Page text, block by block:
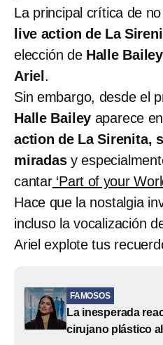
La principal crítica de
live action de La
elección de Halle Bailey
Ariel .
Sin embargo, desde el
Halle Bailey aparece
action de La Sirenita,
miradas y
cantar‘Part of your
Hace que la nostalgia
incluso la vocalización
Ariel explote tus
FAMOSOS
La inesperada
cirujano plástico